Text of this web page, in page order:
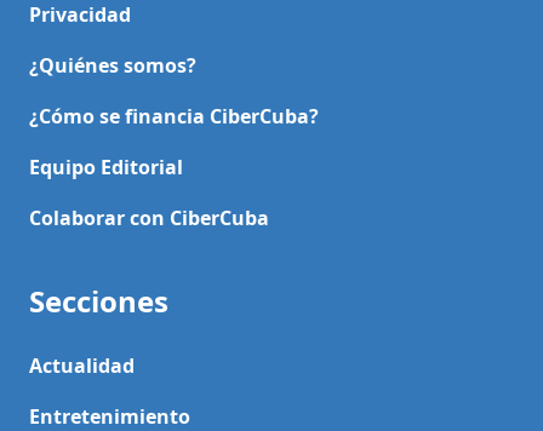
Privacidad
¿Quiénes somos?
¿Cómo se financia CiberCuba?
Equipo Editorial
Colaborar con CiberCuba
Secciones
Actualidad
Entretenimiento